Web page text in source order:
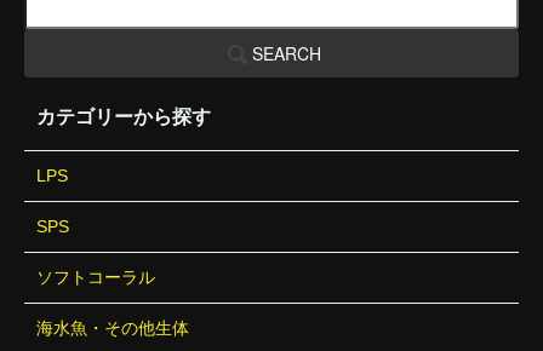
SEARCH
カテゴリーから探す
LPS
SPS
ソフトコーラル
海水魚・その他生体